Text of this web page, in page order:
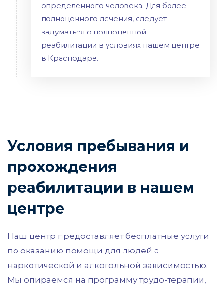
определенного человека. Для более
полноценного лечения, следует
задуматься о полноценной
реабилитации в условиях нашем центре
в Краснодаре.
Условия пребывания и
прохождения
реабилитации в нашем
центре
Наш центр предоставляет бесплатные услуги
по оказанию помощи для людей с
наркотической и алкогольной зависимостью.
Мы опираемся на программу трудо-терапии,